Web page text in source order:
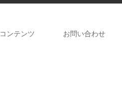
コンテンツ お問い合わせ